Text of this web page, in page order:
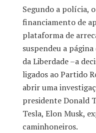
Segundo a polícia,
financiamento de
plataforma de
suspendeu a
da Liberdade –a
ligados ao Partido
abrir uma
presidente Donald
Tesla, Elon Musk,
caminhoneiros.